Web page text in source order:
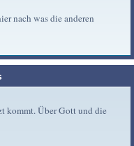
nach was die anderen
kommt. Über Gott und die